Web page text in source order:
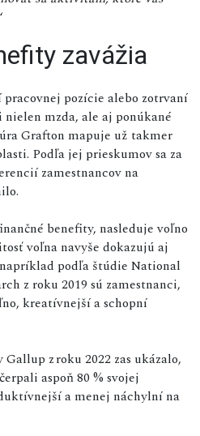
zavážia
pozície alebo zotrvaní
nielen mzda, ale aj ponúkané
Grafton mapuje už takmer
Podľa jej prieskumov sa za
zamestnancov na
benefity, nasleduje voľno
voľna navyše dokazujú aj
podľa štúdie National
z roku 2019 sú zamestnanci,
kreatívnejší a schopní
z roku 2022 zas ukázalo,
aspoň 80 % svojej
a menej náchylní na